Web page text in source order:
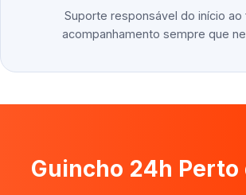
Suporte responsável do início ao
acompanhamento sempre que
Guincho 24h Perto